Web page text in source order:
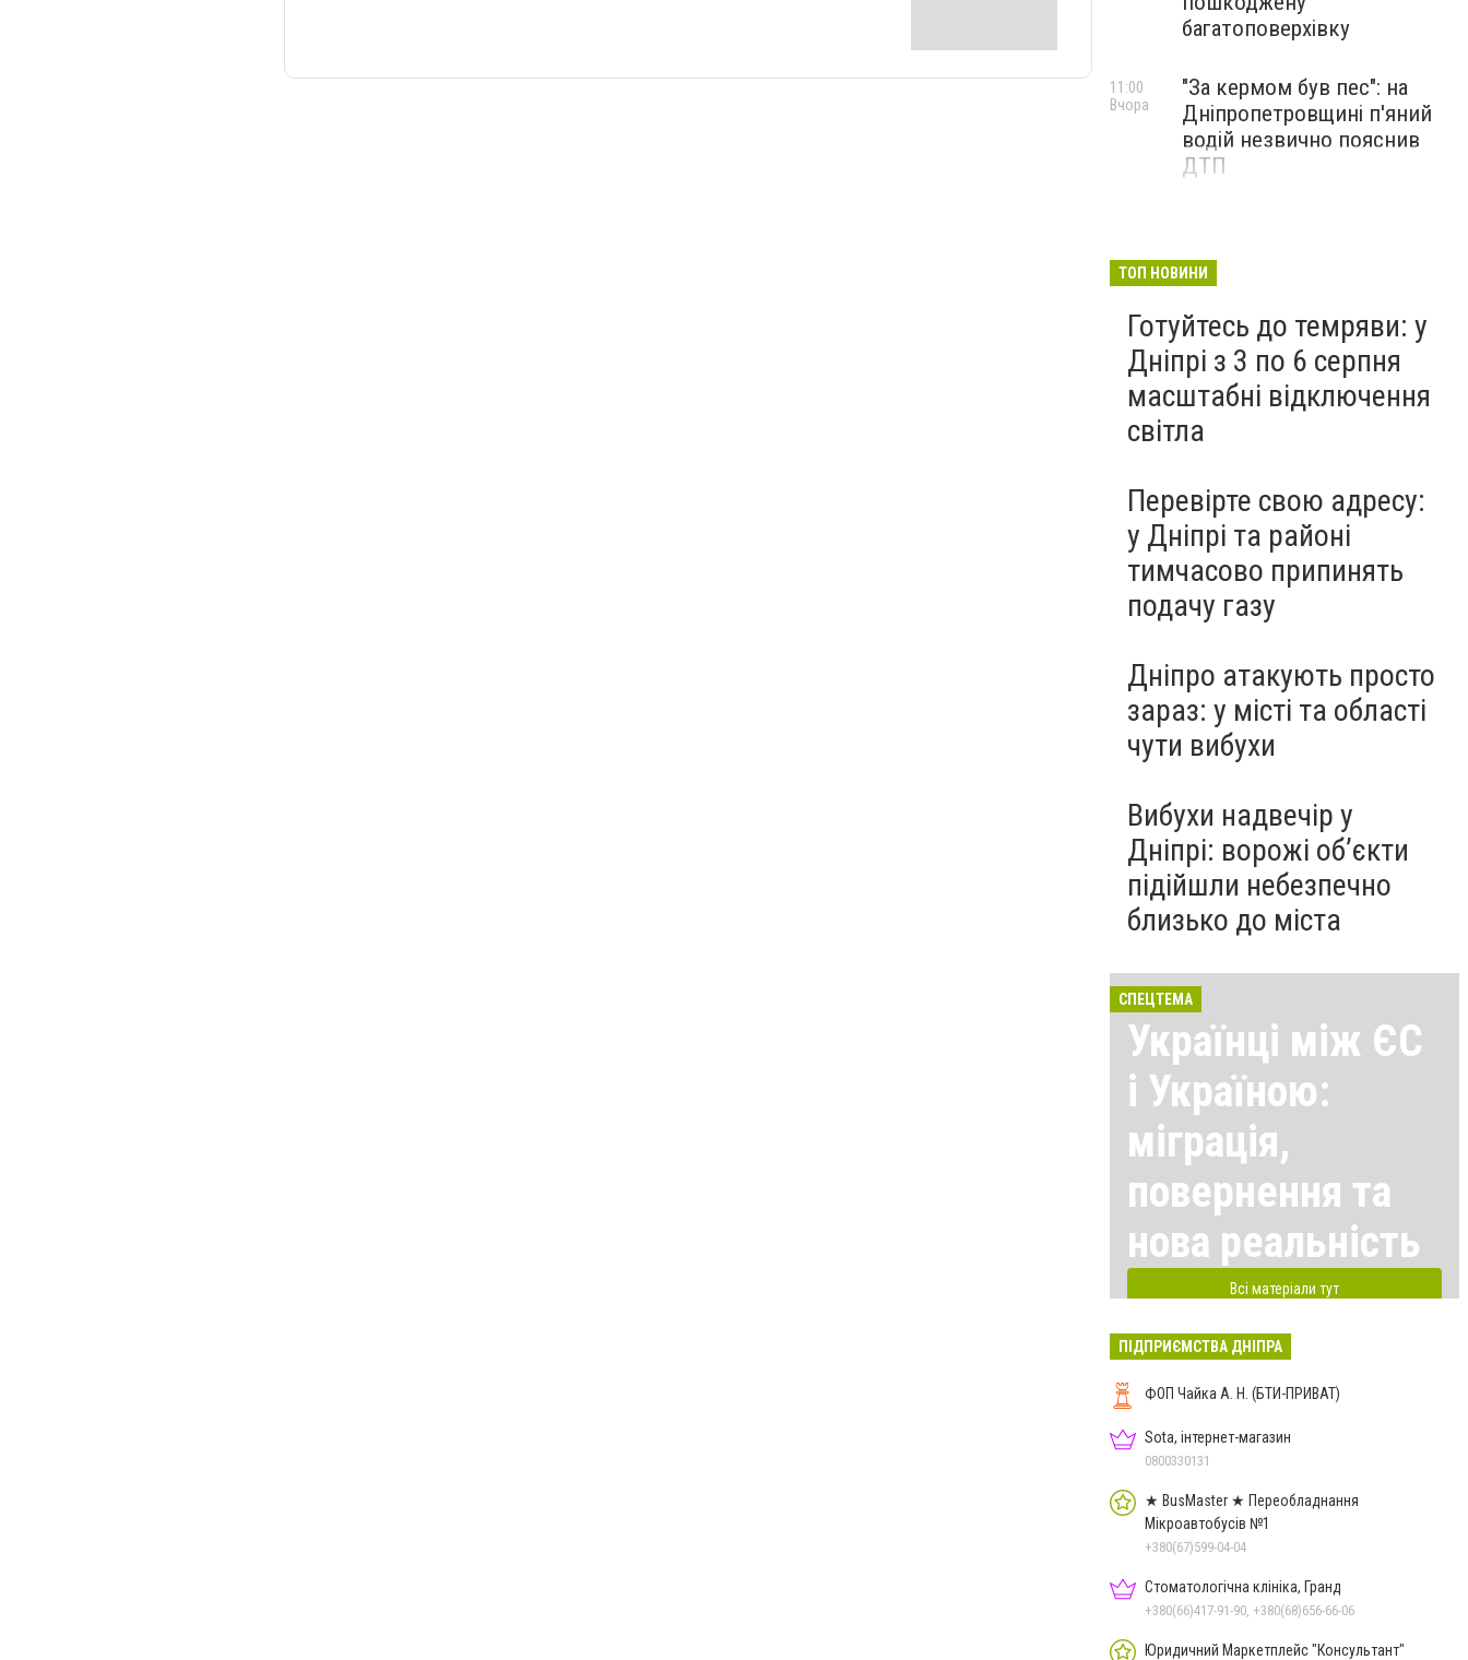
багатоповерхівку
"За кермом був пес": на
Дніпропетровщині п'яний
водій незвично пояснив
ДТП
11:00
Вчора
ТОП НОВИНИ
Готуйтесь до темряви: у
Дніпрі з 3 по 6 серпня
масштабні відключення
світла
Перевірте свою адресу:
у Дніпрі та районі
тимчасово припинять
подачу газу
Дніпро атакують просто
зараз: у місті та області
чути вибухи
Вибухи надвечір у
Дніпрі: ворожі об’єкти
підійшли небезпечно
близько до міста
СПЕЦТЕМА
Українці між ЄС
і Україною:
міграція,
повернення та
нова реальність
Всі матеріали тут
ПІДПРИЄМСТВА ДНІПРА
ФОП Чайка А. Н. (БТИ-ПРИВАТ)
Sota, інтернет-магазин
0800330131
★ BusMaster ★ Переобладнання
Мікроавтобусів №1
+380(67)599-04-04
Стоматологічна клініка, Гранд
+380(66)417-91-90, +380(68)656-66-06
Юридичний Маркетплейс "Консультант"